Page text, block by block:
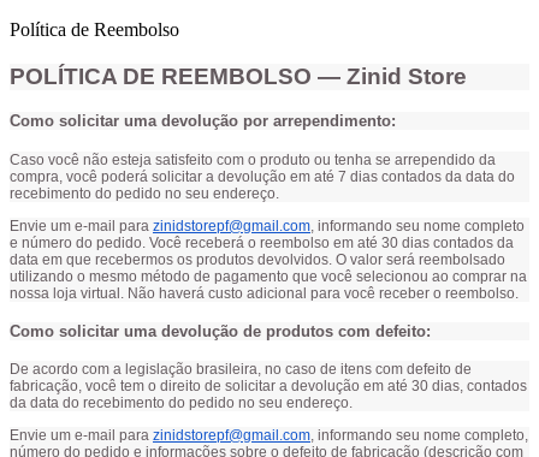
Política de Reembolso
POLÍTICA DE REEMBOLSO — Zinid Store
Como solicitar uma devolução por arrependimento:
Caso você não esteja satisfeito com o produto ou tenha se arrependido da
compra, você poderá solicitar a devolução em até 7 dias contados da data do
recebimento do pedido no seu endereço.
Envie um e-mail para zinidstorepf@gmail.com , informando seu nome completo
e número do pedido. Você receberá o reembolso em até 30 dias contados da
data em que recebermos os produtos devolvidos. O valor será reembolsado
utilizando o mesmo método de pagamento que você selecionou ao comprar na
nossa loja virtual. Não haverá custo adicional para você receber o reembolso.
Como solicitar uma devolução de produtos com defeito:
De acordo com a legislação brasileira, no caso de itens com defeito de
fabricação, você tem o direito de solicitar a devolução em até 30 dias, contados
da data do recebimento do pedido no seu endereço.
Envie um e-mail para zinidstorepf@gmail.com, informando seu nome completo,
número do pedido e informações sobre o defeito de fabricação (descrição com